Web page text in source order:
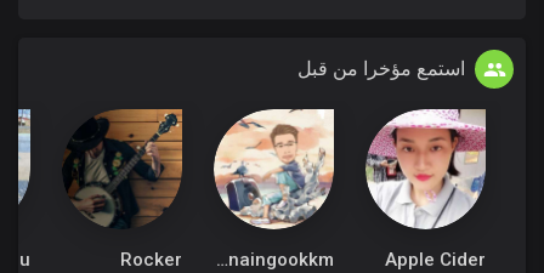
استمع مؤخرا من قبل
Apple Cider
linnaingookkm
Rocker